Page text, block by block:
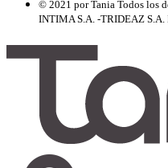
© 2021 por Tania Todos los
INTIMA S.A. -TRIDEAZ